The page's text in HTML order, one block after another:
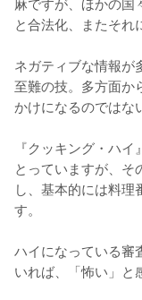
と合法化、またそれ
ネガティブな情報が
至難の技。多方面か
かけになるのではな
『クッキング・ハ
とっていますが、そ
し、基本的には料
す。
ハイになっている審
いれば、「怖い」と